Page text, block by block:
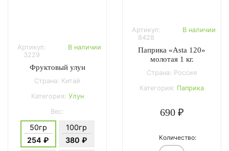
Артикул:
3229
В наличии
Фруктовый улун
Страна: Китай
Категория: Улун
Вес:
50гр
254 ₽
100гр
380 ₽
Артикул:
8428
В наличии
Паприка «Asta 120»
молотая 1 кг.
Страна: Россия
Категория: Паприка
690 ₽
Количество: